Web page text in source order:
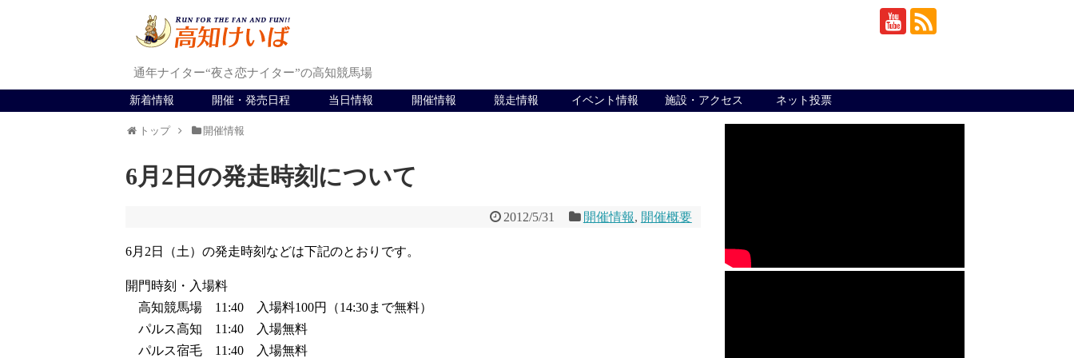
通年ナイター“夜さ恋ナイター”の高知競馬場
新着情報 開催・発売日程 当日情報 開催情報 競走情報 イベント情報 施設・アクセス ネット投票
トップ 開催情報
6月2日の発走時刻について
2012/5/31 開催情報, 開催概要
6月2日（土）の発走時刻などは下記のとおりです。
開門時刻・入場料
高知競馬場 11:40 入場料100円（14:30まで無料）
パルス高知 11:40 入場無料
パルス宿毛 11:40 入場無料